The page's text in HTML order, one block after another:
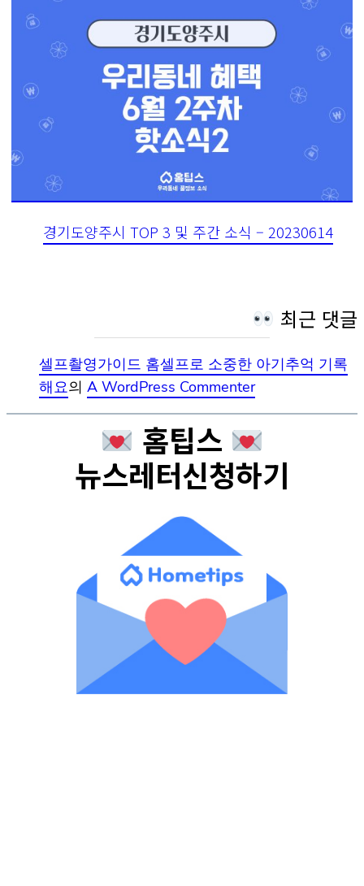
경기도양주시 TOP 3 및 주간 소식 – 20230614
최근 댓글
셀프촬영가이드 홈셀프로 소중한 아기추억 기록
해요의 A WordPress Commenter
홈팁스
뉴스레터신청하기